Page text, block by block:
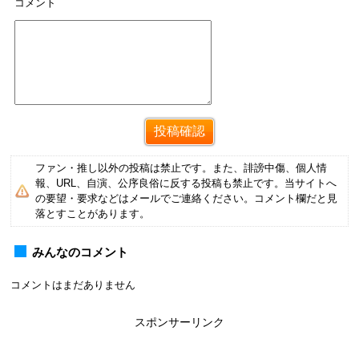
コメント
ファン・推し以外の投稿は禁止です。また、誹謗中傷、個人情
報、URL、自演、公序良俗に反する投稿も禁止です。当サイトへ
の要望・要求などはメールでご連絡ください。コメント欄だと見
落とすことがあります。
みんなのコメント
コメントはまだありません
スポンサーリンク